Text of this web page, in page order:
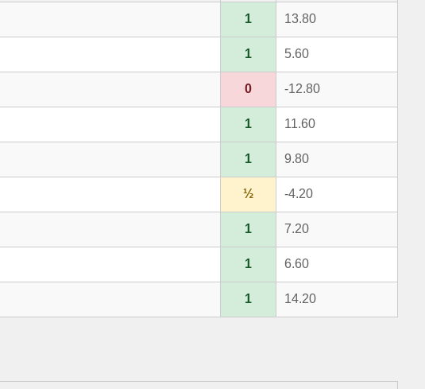
1 13.80
1 5.60
0 -12.80
1 11.60
1 9.80
½ -4.20
1 7.20
1 6.60
1 14.20